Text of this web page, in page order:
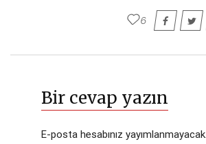
6
Bir cevap yazın
E-posta hesabınız yayımlanmayacak.